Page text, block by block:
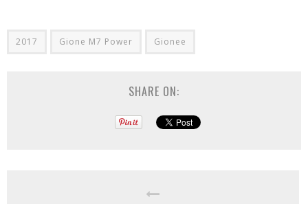
2017 Gione M7 Power Gionee
SHARE ON: